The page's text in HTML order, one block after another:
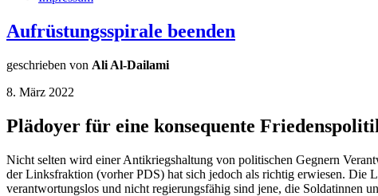
Aufrüstungsspirale beenden
geschrieben von Ali Al-Dailami
8. März 2022
Plädoyer für eine konsequente
Nicht selten wird einer Antikriegshaltung von politischen Gegnern
der Linksfraktion (vorher PDS) hat sich jedoch als richtig erwiesen. Die
verantwortungslos und nicht regierungsfähig sind jene, die Soldatinnen